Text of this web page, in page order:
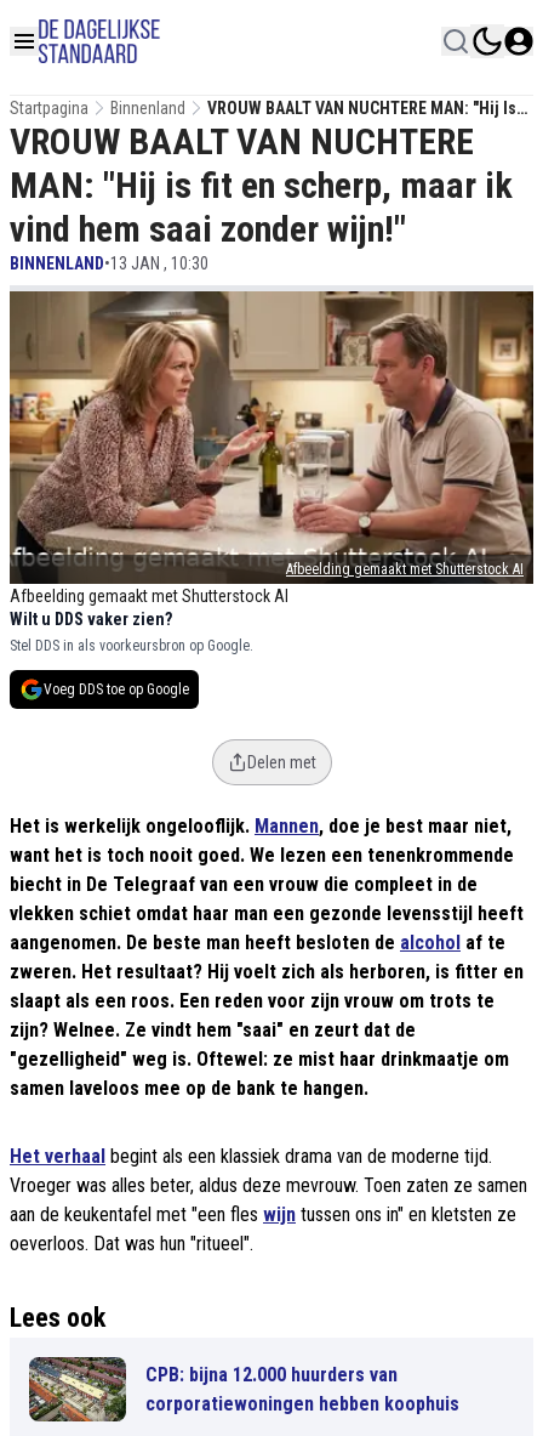
Startpagina Binnenland
VROUW BAALT VAN NUCHTERE MAN: "Hij Is
Fit En Scherp, Maar Ik Vind Hem Saai Zonder
Wijn!"
Afbeelding gemaakt met Shutterstock AI
Afbeelding gemaakt met Shutterstock AI
VROUW BAALT VAN NUCHTERE
MAN: "Hij is fit en scherp, maar ik
vind hem saai zonder wijn!"
BINNENLAND•13 JAN , 10:30
Wilt u DDS vaker zien?
Stel DDS in als voorkeursbron op Google.
Voeg DDS toe op Google
Delen met
Het is werkelijk ongelooflijk. Mannen, doe je best maar niet,
want het is toch nooit goed. We lezen een tenenkrommende
biecht in De Telegraaf van een vrouw die compleet in de
vlekken schiet omdat haar man een gezonde levensstijl heeft
aangenomen. De beste man heeft besloten de alcohol af te
zweren. Het resultaat? Hij voelt zich als herboren, is fitter en
slaapt als een roos. Een reden voor zijn vrouw om trots te
zijn? Welnee. Ze vindt hem "saai" en zeurt dat de
"gezelligheid" weg is. Oftewel: ze mist haar drinkmaatje om
samen laveloos mee op de bank te hangen.
Het verhaal begint als een klassiek drama van de moderne tijd.
Vroeger was alles beter, aldus deze mevrouw. Toen zaten ze samen
aan de keukentafel met "een fles wijn tussen ons in" en kletsten ze
oeverloos. Dat was hun "ritueel".
Lees ook
CPB: bijna 12.000 huurders van
corporatiewoningen hebben koophuis